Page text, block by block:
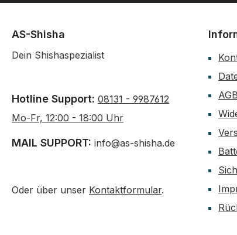
AS-Shisha
Dein Shishaspezialist
Hotline Support: 08131 - 9987612
Mo-Fr, 12:00 - 18:00 Uhr
MAIL SUPPORT: info@as-shisha.de
Oder über unser Kontaktformular.
AGB